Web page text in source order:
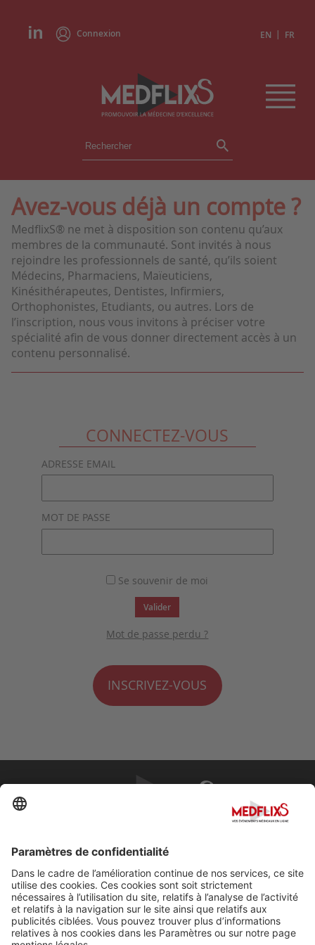
Connexion EN | FR
ÉVÉNEMENTS
INSTITUTIONS
ACADÉMIES
EXPERTS
REVUES DE PRESSE
CONGRÈS EN RÉSUMÉ
Avez-vous déjà un compte ?
MedflixS® ne met à disposition son contenu qu’aux
membres de la communauté. Sont invités à nous
rejoindre les professionnels de santé, qu’ils soient
Médecins, Pharmaciens, Maïeuticiens,
Kinésithérapeutes, Dentistes, Infirmiers,
Orthophonistes, Etudiants, ou autres. Lors de
l’inscription, nous vous invitons à préciser votre
spécialité afin de vous donner directement accès à un
contenu personnalisé.
CONNECTEZ-VOUS
ADRESSE EMAIL
MOT DE PASSE
Se souvenir de moi
Valider
Mot de passe perdu ?
INSCRIVEZ-VOUS
À propos de MedflixS®
Aide
Contact
Mentions légales